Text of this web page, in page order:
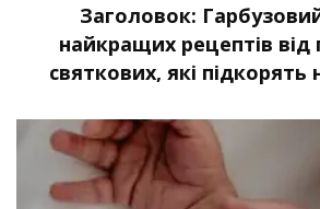
Заголовок:
найкращих рецептів від
святкових, які підкорять